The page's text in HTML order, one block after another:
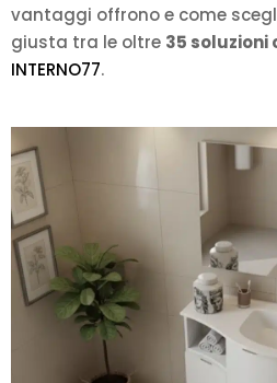
vantaggi offrono e come
giusta tra le oltre 35 soluzioni
INTERNO77.